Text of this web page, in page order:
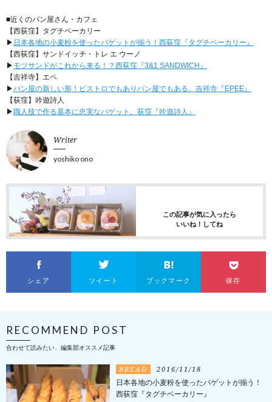
■近くのパン屋さん・カフェ
【西荻窪】タグチベーカリー
▶︎ 日本各地の小麦粉を使ったバゲットが揃う！西荻窪『タグチベーカリー』
【西荻窪】サンドイッチ・トレ エ ウーノ
▶︎ モツサンドがこれから来る！？西荻窪『3&1 SANDWICH』
【吉祥寺】エペ
▶︎パン屋の新しい形！ビストロでもありパン屋でもある。吉祥寺『EPEE』
【荻窪】吟遊詩人
▶︎職人技で作る基本に忠実なバゲット。荻窪『吟遊詩人』
Writer
yoshiko ono
この記事が気に入ったら
いいね！してね
シェア ツイート ブックマーク 保存
RECOMMEND POST
合わせて読みたい、編集部オススメ記事
BREAD 2016/11/18
日本各地の小麦粉を使ったバゲットが揃う！
西荻窪『タグチベーカリー』